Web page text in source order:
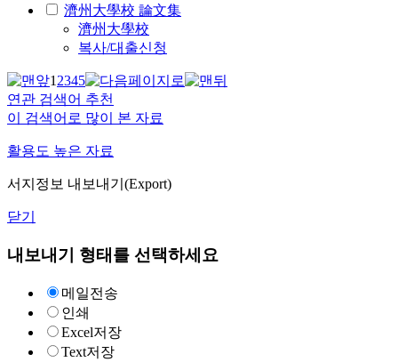
濟州大學校 論文集
濟州大學校
복사/대출신청
12345
연관 검색어 추천
이 검색어로 많이 본 자료
활용도 높은 자료
서지정보 내보내기(Export)
닫기
내보내기 형태를 선택하세요
메일전송
인쇄
Excel저장
Text저장